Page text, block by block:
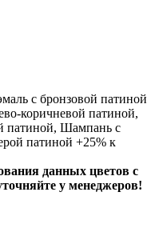
с бронзовой патиной
коричневой патиной,
патиной, Шампань с
патиной +25% к
данных цветов с
у менеджеров!